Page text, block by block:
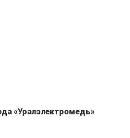
«Уралэлектромедь»